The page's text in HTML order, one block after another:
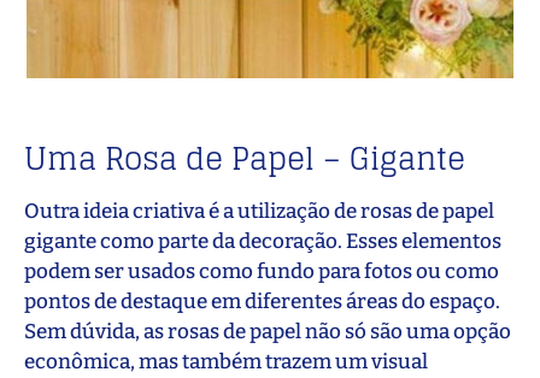
Uma Rosa de Papel – Gigante
Outra ideia criativa é a utilização de rosas de papel
gigante como parte da decoração. Esses elementos
podem ser usados como fundo para fotos ou como
pontos de destaque em diferentes áreas do espaço.
Sem dúvida, as rosas de papel não só são uma opção
econômica, mas também trazem um visual